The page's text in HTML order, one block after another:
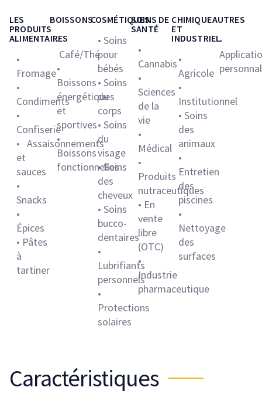
LES
PRODUITS
ALIMENTAIRES
•
Fromage
•
Condiments
•
Confiserie
• Assaisonnements
et
sauces
•
Snacks
•
Épices
• Pâtes
à
tartiner
BOISSONS
•
Café/Thé
•
Boissons
énergétiques
et
sportives
•
Boissons
fonctionnelles
COSMÉTIQUES
• Soins
pour
bébés
• Soins
du
corps
• Soins
du
visage
• Soins
des
cheveux
• Soins
bucco-
dentaires
•
Lubrifiants
personnels
•
Protections
solaires
SOINS DE
SANTÉ
•
Cannabis
•
Sciences
de la
vie
•
Médical
•
Produits
nutraceutiques
• En
vente
libre
(OTC)
•
Industrie
pharmaceutique
CHIMIQUE
ET
INDUSTRIEL
•
Agricole
•
Institutionnel
• Soins
des
animaux
•
Entretien
des
piscines
•
Nettoyage
des
surfaces
AUTRES
•
Caractéristiques